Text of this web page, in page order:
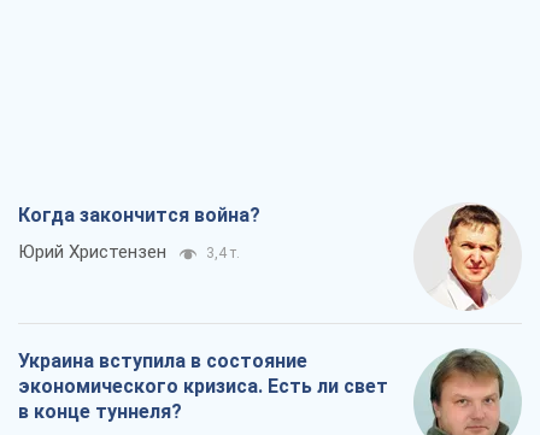
Когда закончится война?
Юрий Христензен 3,4 т.
Украина вступила в состояние
экономического кризиса. Есть ли свет
в конце туннеля?